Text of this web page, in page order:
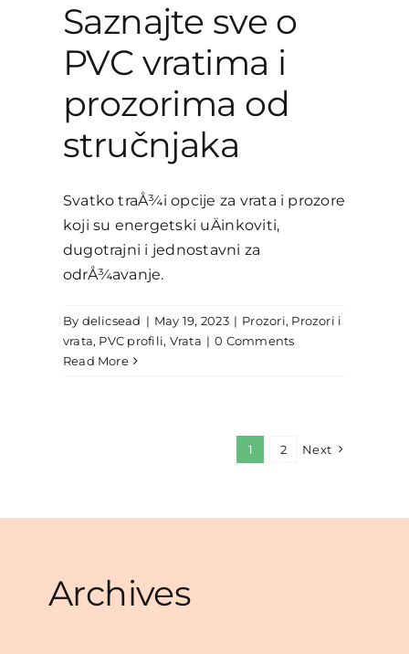
Saznajte sve o
PVC vratima i
prozorima od
stručnjaka
Svatko traÅ¾i opcije za vrata i prozore
koji su energetski uÄinkoviti,
dugotrajni i jednostavni za
odrÅ¾avanje.
By delicsead | May 19, 2023 | Prozori, Prozori i
vrata, PVC profili, Vrata | 0 Comments
Read More
1 2 Next
Archives